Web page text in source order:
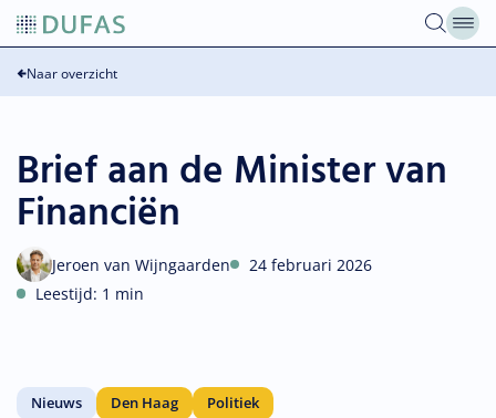
Overslaan
naar
inhoudNaar overzicht
Brief aan de Minister van
Financiën
Jeroen van Wijngaarden
24 februari 2026
Leestijd: 1 min
Nieuws Den Haag Politiek